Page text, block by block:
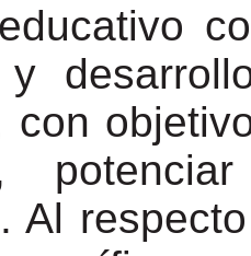
y
con
Al